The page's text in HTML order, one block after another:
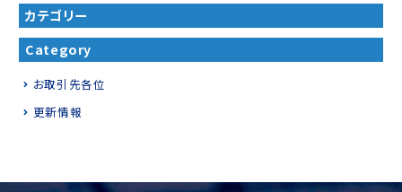
カテゴリー
Category
お取引先各位
更新情報